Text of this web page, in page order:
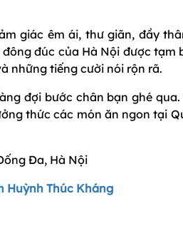
giác êm ái, thư giãn, đầy
đúc của Hà Nội được tạm
những tiếng cười nói rộn rã.
đợi bước chân bạn ghé qua.
thức các món ăn ngon tại
Đa, Hà Nội
Huỳnh Thúc Kháng